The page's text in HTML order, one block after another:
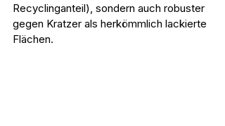
Recyclinganteil), sondern auch robuster
gegen Kratzer als herkömmlich lackierte
Flächen.